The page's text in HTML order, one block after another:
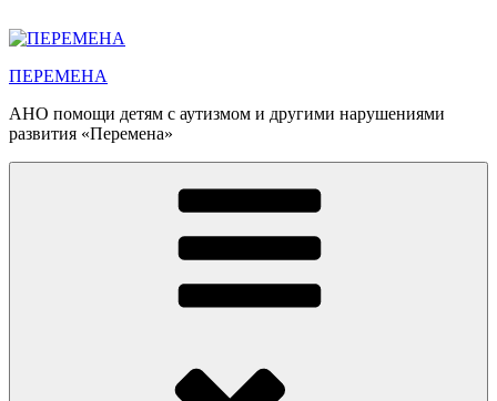
к
ПЕРЕМЕНА
АНО помощи детям с аутизмом и другими нарушениями
развития «Перемена»